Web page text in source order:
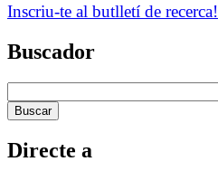
Inscriu-te al butlletí de recerca!
Buscador
Directe a